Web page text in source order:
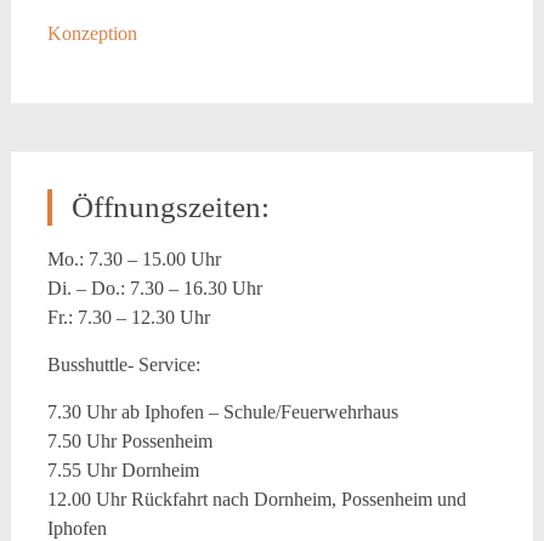
Konzeption
Öffnungszeiten:
Mo.: 7.30 – 15.00 Uhr
Di. – Do.: 7.30 – 16.30 Uhr
Fr.: 7.30 – 12.30 Uhr
Busshuttle- Service:
7.30 Uhr ab Iphofen – Schule/Feuerwehrhaus
7.50 Uhr Possenheim
7.55 Uhr Dornheim
12.00 Uhr Rückfahrt nach Dornheim, Possenheim und
Iphofen